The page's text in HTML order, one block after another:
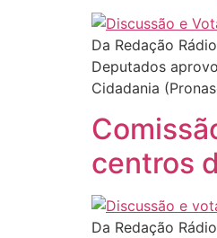
Da Redação
Deputados
Cidadania
centros
Da Redação